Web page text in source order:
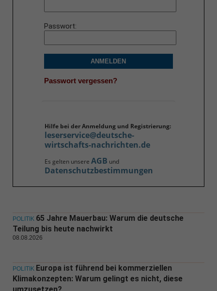
Passwort
ANMELDEN
Passwort vergessen?
Hilfe bei der Anmeldung und Registrierung:
leserservice@deutsche-
wirtschafts-nachrichten.de
Es gelten unsere AGB und
Datenschutzbestimmungen
POLITIK 65 Jahre Mauerbau: Warum die deutsche
Teilung bis heute nachwirkt
08.08.2026
POLITIK Europa ist führend bei kommerziellen
Klimakonzepten: Warum gelingt es nicht, diese